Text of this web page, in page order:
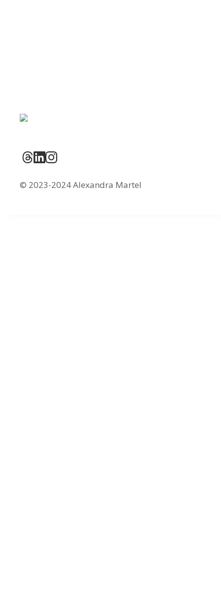
© 2023-2024 Alexandra Martel